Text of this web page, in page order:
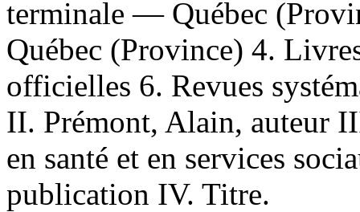
terminale — Québec
Québec (Province) 4.
officielles 6. Revues
II. Prémont, Alain, auteur
en santé et en services
publication IV. Titre.